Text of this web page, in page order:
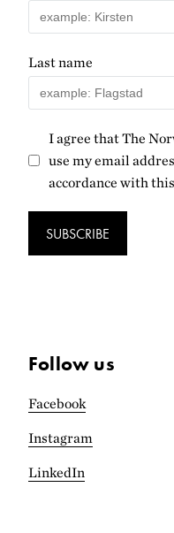
Last name
I agree that The
use my email
accordance with this
SUBSCRIBE
Follow us
Facebook
Instagram
LinkedIn